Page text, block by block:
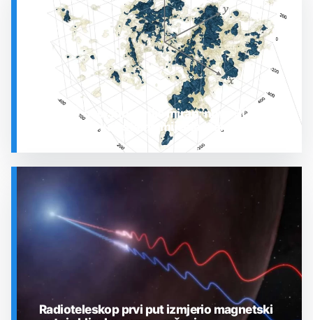
Prostor oko Sunca nije miran: nova 3D karta
otkrila plin koji stalno mijenja stanje
Radioteleskop prvi put izmjerio magnetski